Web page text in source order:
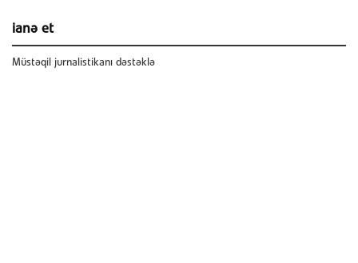
ianə et
Müstəqil jurnalistikanı dəstəklə